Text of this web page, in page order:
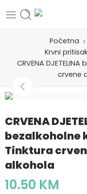
Početna
Krvni
CRVENA
crvene
CRVENA
bezalkoholne
Tinktura
alkohola
10.50 KM